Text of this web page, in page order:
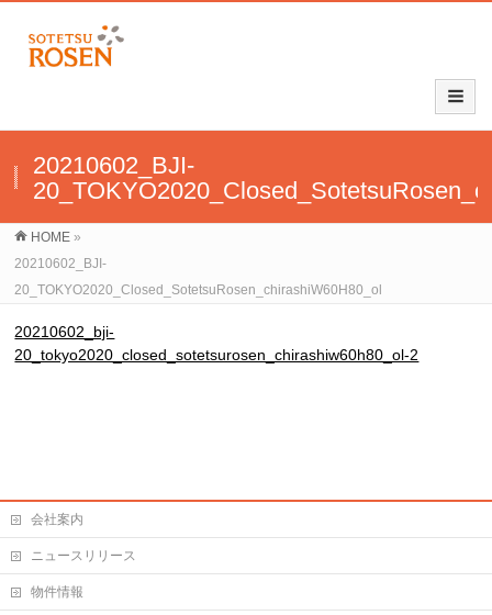
20210602_BJI-
HOME »
20210602_BJI-
20_TOKYO2020_Closed_SotetsuRosen_chirashiW60H80_ol
20210602_bji-
20_tokyo2020_closed_sotetsurosen_chirashiw60h80_ol-2
会社案内
ニュースリリース
物件情報